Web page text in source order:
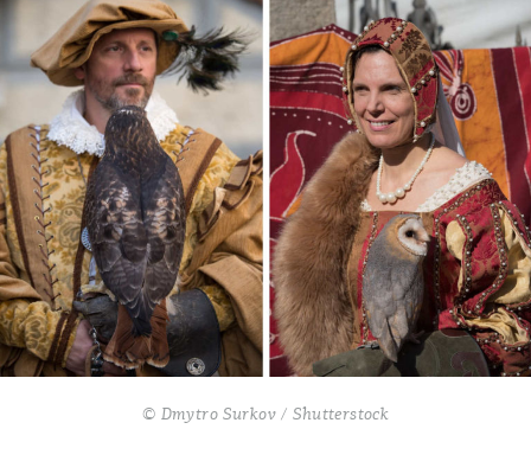
© Dmytro Surkov / Shutterstock